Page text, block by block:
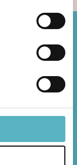
vores
patienter
du kan blive
såvel som
den første, der